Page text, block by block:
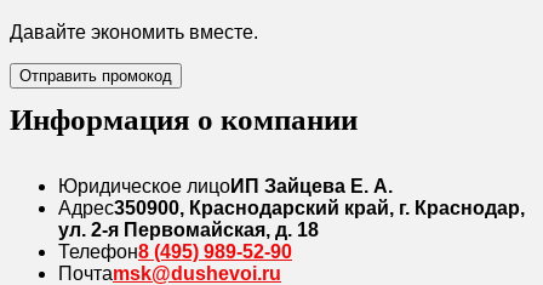
Давайте экономить вместе.
Отправить промокод
Информация о компании
Юридическое лицоИП Зайцева Е. А.
Адрес350900, Краснодарский край, г. Краснодар,
ул. 2-я Первомайская, д. 18
Телефон8 (495) 989-52-90
Почтаmsk@dushevoi.ru